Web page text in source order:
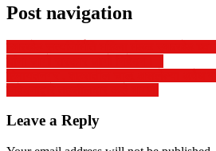
Post navigation
Leave a Reply